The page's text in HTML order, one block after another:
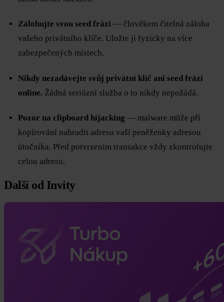
Zálohujte svou seed frázi — člověkem čitelná záloha
vašeho privátního klíče. Uložte ji fyzicky na více
zabezpečených místech.
Nikdy nezadávejte svůj privátní klíč ani seed frázi
online.Žádná seriózní služba o to nikdy nepožádá.
Pozor na clipboard hijacking — malware může při
kopírování nahradit adresu vaší peněženky adresou
útočníka. Před potvrzením transakce vždy zkontrolujte
celou adresu.
Další od Invity